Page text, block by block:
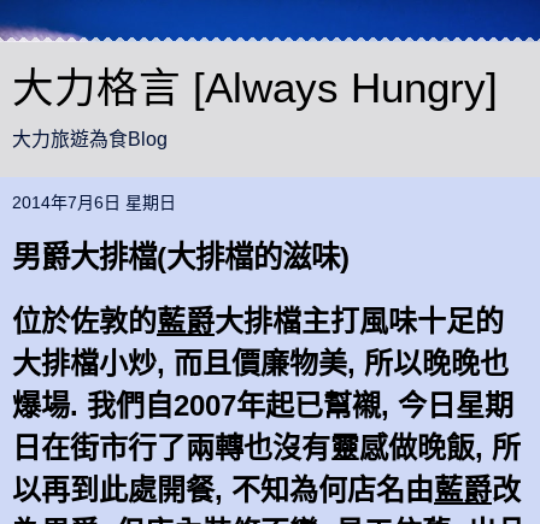
大力格言 [Always Hungry]
大力旅遊為食Blog
2014年7月6日 星期日
男爵大排檔(大排檔的滋味)
位於佐敦的藍爵大排檔主打風味十足的
大排檔小炒, 而且價廉物美, 所以晚晚也
爆場. 我們自2007年起已幫襯, 今日星期
日在街市行了兩轉也沒有靈感做晚飯, 所
以再到此處開餐, 不知為何店名由藍爵改